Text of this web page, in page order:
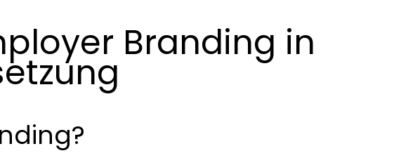
Branding in